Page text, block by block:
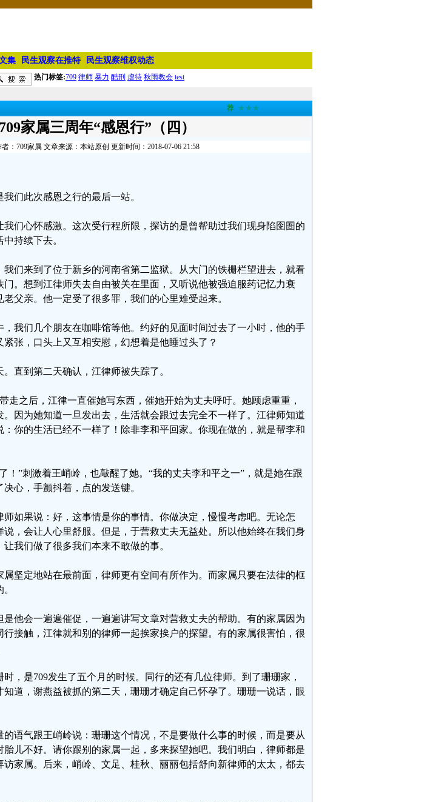
集 民生观察在推特 民生观察维权动态
热门标签:709 律师 暴力 酷刑 虐待 秋雨教会 test
荐 ★★★
709家属三周年“感恩行”（四）
者：709家属 文章来源：本站原创 更新时间：2018-07-06 21:58
们此次感恩之行的最后一站。
们心怀感激。这次受行程所限，探访的是曾帮助过我们现身陷囹圄的
持续下去。
我们来到了位于新乡的河南省第二监狱。从大门的铁栅栏望进去，就看
门。想到江律师失去自由被关在里面，又听说他被强迫服药记忆力衰
父亲。他一定受了很多罪，我们的心里难受起来。
，我们几个朋友在咖啡馆等他。约好的见面时间过去了一小时，他的手
张，口头上又互相安慰，幻想着是他睡过头了？
直到第二天确认，江律师被失踪了。
走之后，江律一直催她写东西，催她开始为丈夫呼吁。她顾虑重重，
因为她知道一旦发出去，生活就会跟过去完全不一样了。江律师知道
你的生活已经不一样了！除非李和平回家。你现在做的，就是帮李和
！”刺激着王峭岭，也敲醒了她。“我的丈夫李和平之一”，就是她在跟
心，手颤抖着，点的发送键。
师如果说：好，这事情是你的事情。你做决定，慢慢考虑吧。无论怎
，会让人心里舒服。但是，于营救丈夫无益处。所以他始终在我们身
我们做了很多我们本来不敢做的事。
属坚定地站在最前面，律师更有空间有所作为。而家属只要在法律的框
他会一遍遍催促，一遍遍讲写文章对营救丈夫的帮助。有的家属因为
接触，江律就和别的律师一起挨家挨户的探望。有的家属很害怕，很
，是709发生了五个月的时候。同行的还有几位律师。到了珊珊家，
道，谢燕益被抓的第二天，珊珊才确定自己怀孕了。珊珊一说话，眼
语气跟王峭岭说：珊珊这个情况，不是要做什么事的时候，而是要从
儿不好。请你跟别的家属一起，多来探望她吧。我们明白，律师都是
访家属。后来，峭岭、文足、桂秋、丽丽包括舒向新律师的太太，都去